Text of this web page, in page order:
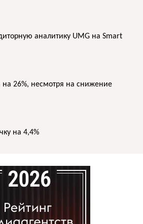
аналитику UMG на Smart
на 26%, несмотря на снижение
на 4,4%